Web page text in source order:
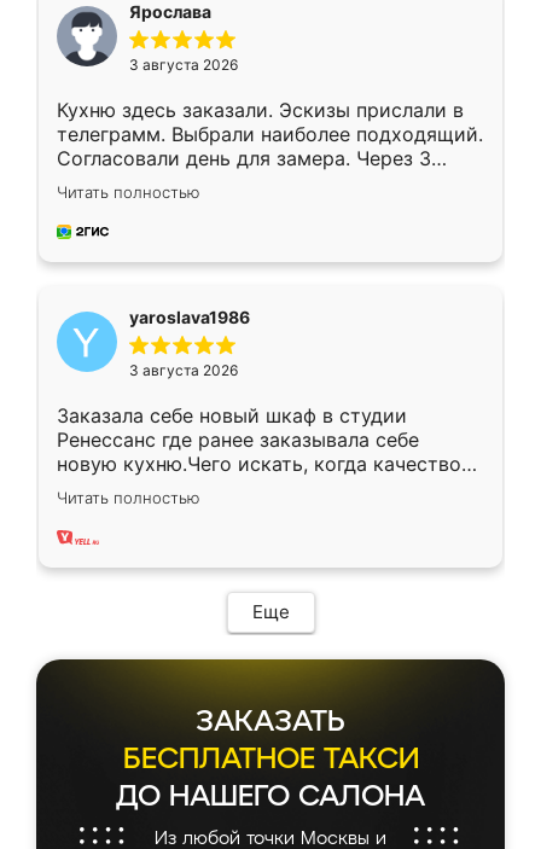
Ярослава
3 августа 2026
Кухню здесь заказали. Эскизы прислали в
телеграмм. Выбрали наиболее подходящий.
Согласовали день для замера. Через 3
недели кухня была уже готова. Остались
довольны работой. Спасибо Ренессанс
мебель за качественную работу!
Читать полностью
yaroslava1986
3 августа 2026
Заказала себе новый шкаф в студии
Ренессанс где ранее заказывала себе
новую кухню.Чего искать, когда качеством
вполне довольна. Служит кухня уже почти
два года, нареканий нет.
Читать полностью
Еще
ЗАКАЗАТЬ
БЕСПЛАТНОЕ ТАКСИ
ДО НАШЕГО САЛОНА
Из любой точки Москвы и